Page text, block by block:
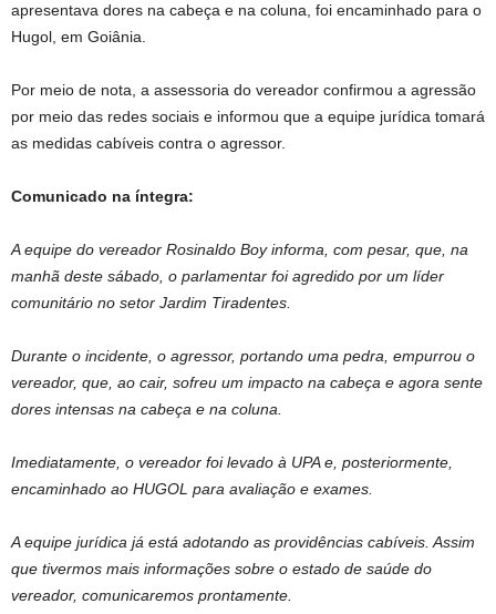
apresentava dores na cabeça e na coluna, foi encaminhado para o
Hugol, em Goiânia.
Por meio de nota, a assessoria do vereador confirmou a agressão
por meio das redes sociais e informou que a equipe jurídica tomará
as medidas cabíveis contra o agressor.
Comunicado na íntegra:
A equipe do vereador Rosinaldo Boy informa, com pesar, que, na
manhã deste sábado, o parlamentar foi agredido por um líder
comunitário no setor Jardim Tiradentes.
Durante o incidente, o agressor, portando uma pedra, empurrou o
vereador, que, ao cair, sofreu um impacto na cabeça e agora sente
dores intensas na cabeça e na coluna.
Imediatamente, o vereador foi levado à UPA e, posteriormente,
encaminhado ao HUGOL para avaliação e exames.
A equipe jurídica já está adotando as providências cabíveis. Assim
que tivermos mais informações sobre o estado de saúde do
vereador, comunicaremos prontamente.